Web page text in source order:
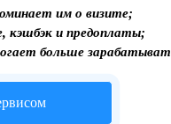
им о визите;
кэшбэк и предоплаты;
больше